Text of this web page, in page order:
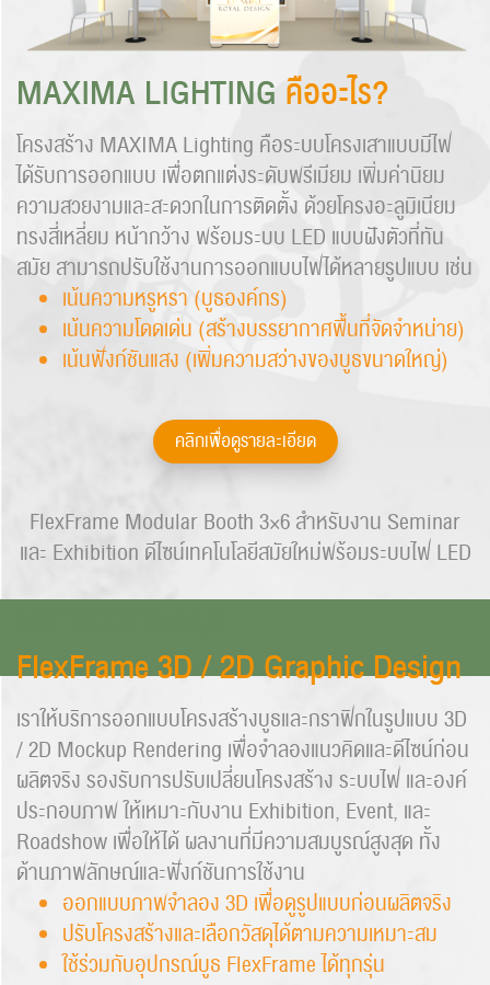
MAXIMA LIGHTING คืออะไร?
โครงสร้าง MAXIMA Lighting คือระบบโครงเสาแบบมีไฟ
ได้รับการออกแบบ เพื่อตกแต่งระดับพรีเมียม เพิ่มค่านิยม
ความสวยงามและสะดวกในการติดตั้ง ด้วยโครงอะลูมิเนียม
ทรงสี่เหลี่ยม หน้ากว้าง พร้อมระบบ LED แบบฝังตัวที่ทัน
สมัย สามารถปรับใช้งานการออกแบบไฟได้หลายรูปแบบ เช่น
เน้นความหรูหรา (บูธองค์กร)
เน้นความโดดเด่น (สร้างบรรยากาศพื้นที่จัดจำหน่าย)
เน้นฟังก์ชันแสง (เพิ่มความสว่างของบูธขนาดใหญ่)
คลิกเพื่อดูรายละเอียด
FlexFrame Modular Booth 3×6 สำหรับงาน Seminar
และ Exhibition ดีไซน์เทคโนโลยีสมัยใหม่พร้อมระบบไฟ LED
FlexFrame 3D / 2D Graphic Design
เราให้บริการออกแบบโครงสร้างบูธและกราฟิกในรูปแบบ 3D
/ 2D Mockup Rendering เพื่อจำลองแนวคิดและดีไซน์ก่อน
ผลิตจริง รองรับการปรับเปลี่ยนโครงสร้าง ระบบไฟ และองค์
ประกอบภาพ ให้เหมาะกับงาน Exhibition, Event, และ
Roadshow เพื่อให้ได้ ผลงานที่มีความสมบูรณ์สูงสุด ทั้ง
ด้านภาพลักษณ์และฟังก์ชันการใช้งาน
ออกแบบภาพจำลอง 3D เพื่อดูรูปแบบก่อนผลิตจริง
ปรับโครงสร้างและเลือกวัสดุได้ตามความเหมาะสม
ใช้ร่วมกับอุปกรณ์บูธ FlexFrame ได้ทุกรุ่น